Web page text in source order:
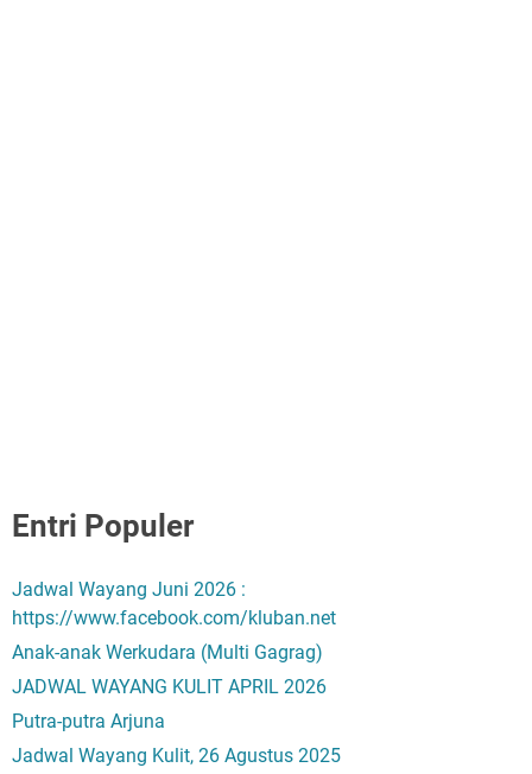
Entri Populer
Jadwal Wayang Juni 2026 :
https://www.facebook.com/kluban.net
Anak-anak Werkudara (Multi Gagrag)
JADWAL WAYANG KULIT APRIL 2026
Putra-putra Arjuna
Jadwal Wayang Kulit, 26 Agustus 2025